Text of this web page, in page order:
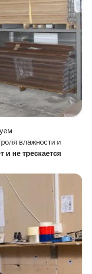
влажности и
и не трескается